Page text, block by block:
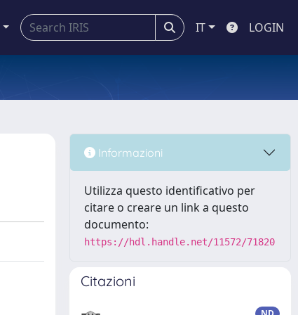
IT LOGIN
Informazioni
Utilizza questo identificativo per
citare o creare un link a questo
documento:
https://hdl.handle.net/11572/71820
Citazioni